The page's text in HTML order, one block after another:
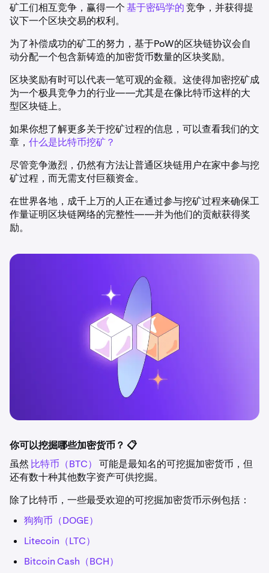
矿工们相互竞争，赢得一个基于密码学的竞争，并获得提
议下一个区块交易的权利。
为了补偿成功的矿工的努力，基于PoW的区块链协议会自
动分配一个包含新铸造的加密货币数量的区块奖励。
区块奖励有时可以代表一笔可观的金额。这使得加密挖矿成
为一个极具竞争力的行业——尤其是在像比特币这样的大
型区块链上。
如果你想了解更多关于挖矿过程的信息，可以查看我们的文
章， 什么是比特币挖矿？
尽管竞争激烈，仍然有方法让普通区块链用户在家中参与挖
矿过程，而无需支付巨额资金。
在世界各地，成千上万的人正在通过参与挖矿过程来确保工
作量证明区块链网络的完整性——并为他们的贡献获得奖
励。
你可以挖掘哪些加密货币？ 📋
虽然 比特币（BTC）
可能是最知名的可挖掘加密货币，但
还有数十种其他数字资产可供挖掘。
除了比特币，一些最受欢迎的可挖掘加密货币示例包括：
狗狗币（DOGE）
Litecoin（LTC）
Bitcoin Cash（BCH）